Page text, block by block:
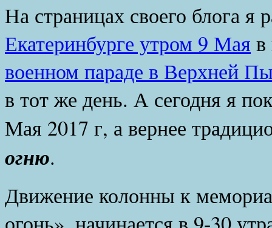
На страницах своего блога я
Екатеринбурге утром 9 Мая в
военном параде в Верхней
в тот же день. А сегодня я
Мая 2017 г, а вернее
огню.
Движение колонны к